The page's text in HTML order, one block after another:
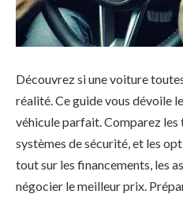
Découvrez si une voiture
réalité. Ce guide vous dévoile
véhicule parfait. Comparez les
systèmes de sécurité, et les
tout sur les financements, les
négocier le meilleur prix.